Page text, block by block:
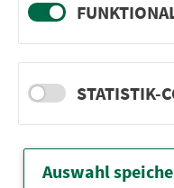
Rothenburg
STATISTIK-
Auswahl